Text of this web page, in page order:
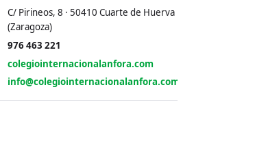
C/ Pirineos, 8 · 50410 Cuarte de Huerva
(Zaragoza)
976 463 221
colegiointernacionalanfora.com
info@colegiointernacionalanfora.com